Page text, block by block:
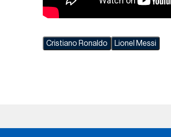
Cristiano Ronaldo Lionel Messi